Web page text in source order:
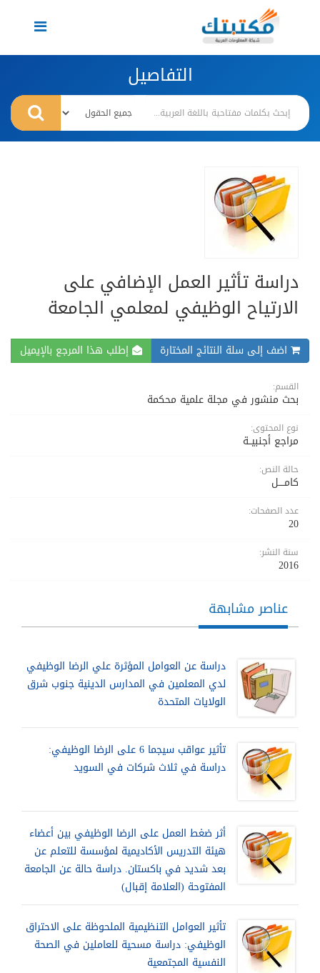
Toggle
navigation
التفاصيل
دراسة تأثير العمل الإضافي على
الارتياح الوظيفي لمعلمي الجامعة
اضف إلى سلة النتائج المختارة إطلب هذا المرجع بالإيميل
القسم:
بحث منشور في مجلة علمية محكمة
نوع المحتوى:
مراجع أجنبيــة
حالة النص:
كامــــل
عدد الصفحات:
20
سنة النشر:
2016
عناصر مشابهة
دراسة عن العوامل المؤثرة علي الرضا الوظيفي
لدي المعلمين في المدارس الدينية جنوب شرق
الولايات المتحدة
تأثير عواقب سيجما 6 على الرضا الوظيفي:
دراسة في ثلاث شركات في السويد
أثر ضغط العمل على الرضا الوظيفي بين أعضاء
هيئة التدريس الأكاديمية لمؤسسة للتعلم عن
بعد شديد في باكستان. دراسة حالة عن الجامعة
المفتوحة (العلامة إقبال)
تأثير العوامل التنظيمية الملحوظة على الاحتراق
الوظيفي: دراسة مسحية للعاملين في الصحة
النفسية المجتمعية